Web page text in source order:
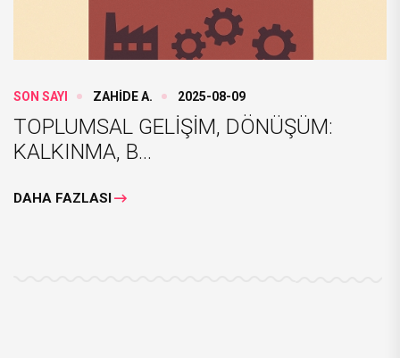
SON SAYI ZAHİDE A. 2025-08-09
TOPLUMSAL GELİŞİM, DÖNÜŞÜM:
KALKINMA, B...
DAHA FAZLASI